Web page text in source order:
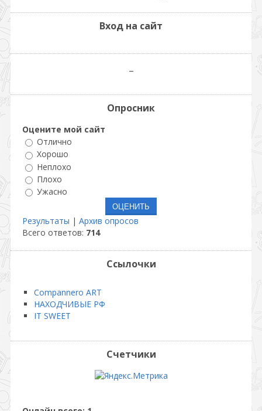
Вход на сайт
Опросник
Оцените мой сайт
Отлично
Хорошо
Неплохо
Плохо
Ужасно
Результаты | Архив опросов
Всего ответов: 714
Ссылочки
Compannero ART
НАХОДЧИВЫЕ РФ
IT SWEET
Счетчики